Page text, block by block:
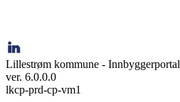
Lillestrøm kommune - Innbyggerportal
ver. 6.0.0.0
lkcp-prd-cp-vm1